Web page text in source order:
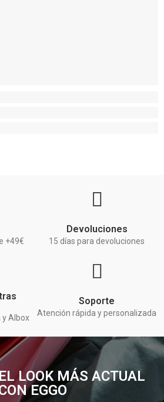
+49€
Devoluciones
15 días para devoluciones
y Albox
Soporte
Atención rápida y personalizada
LOOK MÁS ACTUAL
EGGO